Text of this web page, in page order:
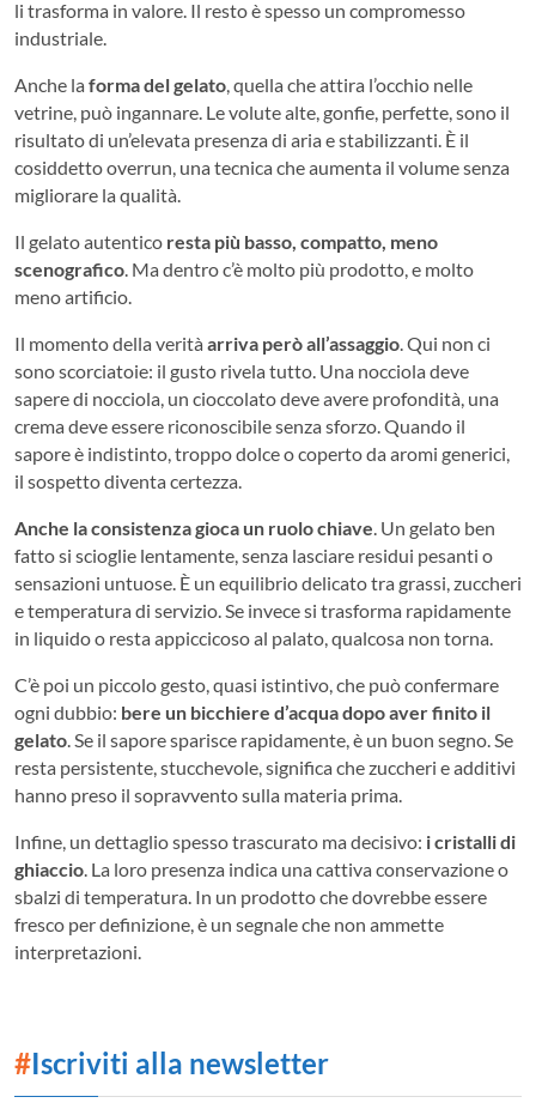
li trasforma in valore. Il resto è spesso un compromesso
industriale.
Anche la forma del gelato, quella che attira l’occhio nelle
vetrine, può ingannare. Le volute alte, gonfie, perfette, sono il
risultato di un’elevata presenza di aria e stabilizzanti. È il
cosiddetto overrun, una tecnica che aumenta il volume senza
migliorare la qualità.
Il gelato autentico resta più basso, compatto, meno
scenografico. Ma dentro c’è molto più prodotto, e molto
meno artificio.
Il momento della verità arriva però all’assaggio. Qui non ci
sono scorciatoie: il gusto rivela tutto. Una nocciola deve
sapere di nocciola, un cioccolato deve avere profondità, una
crema deve essere riconoscibile senza sforzo. Quando il
sapore è indistinto, troppo dolce o coperto da aromi generici,
il sospetto diventa certezza.
Anche la consistenza gioca un ruolo chiave. Un gelato ben
fatto si scioglie lentamente, senza lasciare residui pesanti o
sensazioni untuose. È un equilibrio delicato tra grassi, zuccheri
e temperatura di servizio. Se invece si trasforma rapidamente
in liquido o resta appiccicoso al palato, qualcosa non torna.
C’è poi un piccolo gesto, quasi istintivo, che può confermare
ogni dubbio: bere un bicchiere d’acqua dopo aver finito il
gelato. Se il sapore sparisce rapidamente, è un buon segno. Se
resta persistente, stucchevole, significa che zuccheri e additivi
hanno preso il sopravvento sulla materia prima.
Infine, un dettaglio spesso trascurato ma decisivo: i cristalli di
ghiaccio. La loro presenza indica una cattiva conservazione o
sbalzi di temperatura. In un prodotto che dovrebbe essere
fresco per definizione, è un segnale che non ammette
interpretazioni.
#Iscriviti alla newsletter